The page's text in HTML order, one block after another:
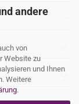
andere
von
Website zu
und Ihnen
Weitere
.
expand_more